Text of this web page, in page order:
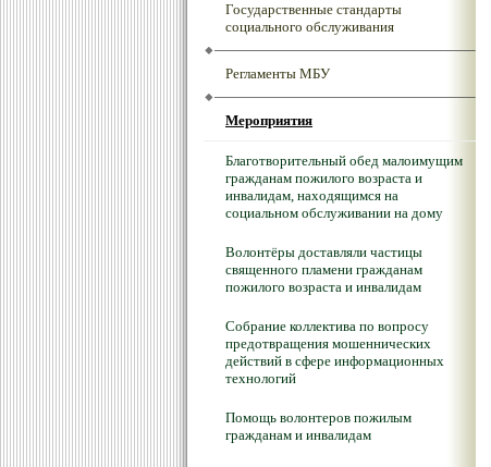
Государственные стандарты
социального обслуживания
Регламенты МБУ
Мероприятия
Благотворительный обед малоимущим
гражданам пожилого возраста и
инвалидам, находящимся на
социальном обслуживании на дому
Волонтёры доставляли частицы
священного пламени гражданам
пожилого возраста и инвалидам
Собрание коллектива по вопросу
предотвращения мошеннических
действий в сфере информационных
технологий
Помощь волонтеров пожилым
гражданам и инвалидам